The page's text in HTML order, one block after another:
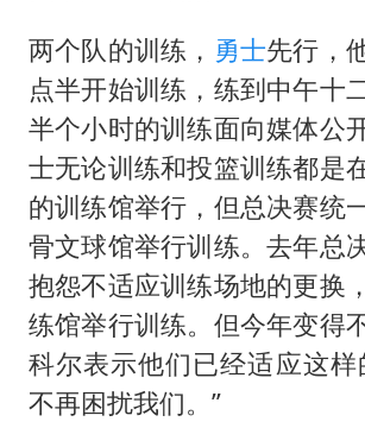
东方之约 相约
两个队的训练， 勇士先行，
点半开始训练，练到中午十
半个小时的训练面向媒体公
士无论训练和投篮训练都是
的训练馆举行，但总决赛统
骨文球馆举行训练。去年总
抱怨不适应训练场地的更换
练馆举行训练。但今年变得
科尔表示他们已经适应这样
不再困扰我们。”